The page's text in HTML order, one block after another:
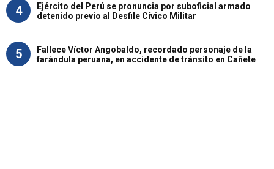
4
Ejército del Perú se pronuncia por suboficial armado
detenido previo al Desfile Cívico Militar
5
Fallece Víctor Angobaldo, recordado personaje de la
farándula peruana, en accidente de tránsito en Cañete